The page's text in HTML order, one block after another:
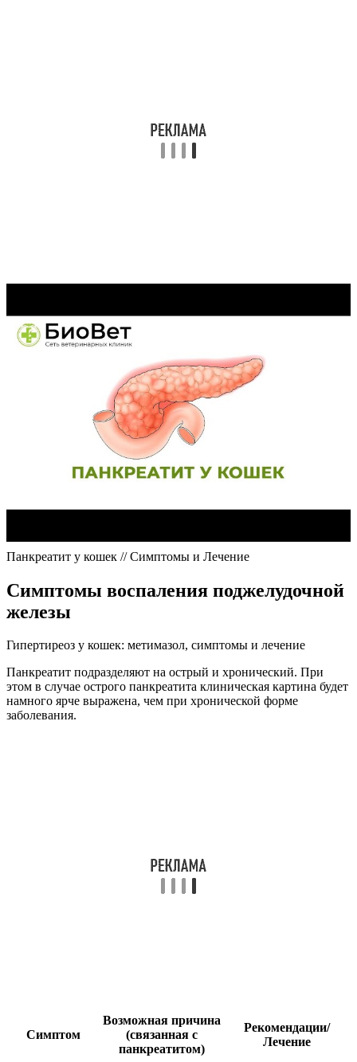
Панкреатит у кошек // Симптомы и Лечение
Симптомы воспаления поджелудочной
железы
Гипертиреоз у кошек: метимазол, симптомы и лечение
Панкреатит подразделяют на острый и хронический. При
этом в случае острого панкреатита клиническая картина будет
намного ярче выражена, чем при хронической форме
заболевания.
Симптом
Возможная причина
(связанная с
панкреатитом)
Рекомендации/
Лечение